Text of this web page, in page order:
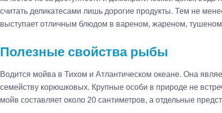
считать деликатесами лишь дорогие продукты. Тем не
выступает отличным блюдом в вареном, жареном,
Полезные свойства рыбы
Водится мойва в Тихом и Атлантическом океане. Она
семейству корюшковых. Крупные особи в природе не
мойв составляет около 20 сантиметров, а отдельные